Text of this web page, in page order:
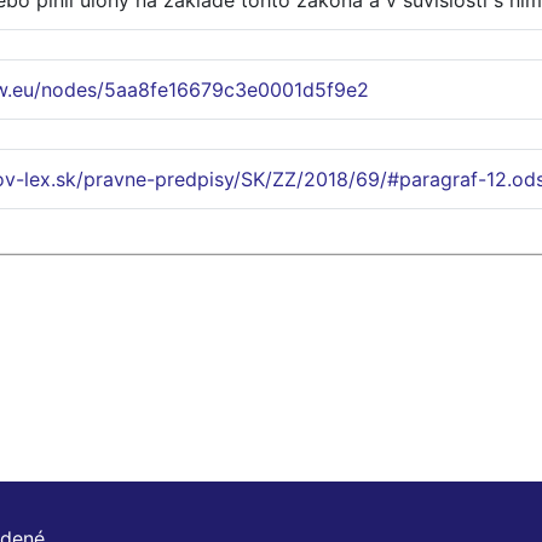
nodes/5aa8fe16679c3e0001d5f9e2
lex.sk/pravne-predpisy/SK/ZZ/2018/69/#paragraf-